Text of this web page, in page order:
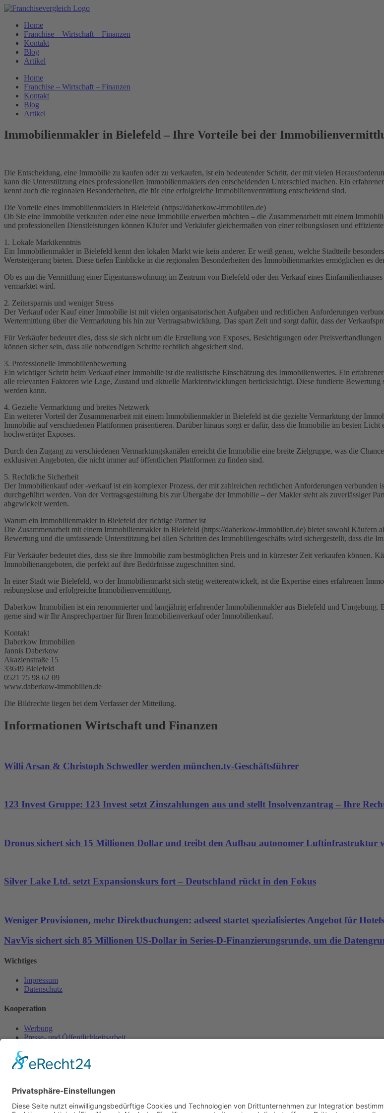
Zum
springenHome
Franchise – Wirtschaft – Finanzen
Kontakt
Blog
Artikel
Home
Franchise – Wirtschaft – Finanzen
Kontakt
Blog
Artikel
Immobilienmakler in Bielefeld – Ihre Vorteile bei der
Die Entscheidung, eine Immobilie zu kaufen oder zu verkaufen, ist ein bedeutender Schritt, der mit vielen
kann die Unterstützung eines professionellen Immobilienmaklers den entscheidenden Unterschied machen. Ein
kennt auch die regionalen Besonderheiten, die für eine erfolgreiche Immobilienvermittlung entscheidend sind.
Die Vorteile eines Immobilienmaklers in Bielefeld (https://daberkow-immobilien.de)
Ob Sie eine Immobilie verkaufen oder eine neue Immobilie erwerben möchten – die Zusammenarbeit mit einem
und professionellen Dienstleistungen können Käufer und Verkäufer gleichermaßen von einer reibungslosen und
1. Lokale Marktkenntnis
Ein Immobilienmakler in Bielefeld kennt den lokalen Markt wie kein anderer. Er weiß genau, welche Stadtteile
Wertsteigerung bieten. Diese tiefen Einblicke in die regionalen Besonderheiten des Immobilienmarktes ermöglichen es
Ob es um die Vermittlung einer Eigentumswohnung im Zentrum von Bielefeld oder den Verkauf eines
vermarktet wird.
2. Zeitersparnis und weniger Stress
Der Verkauf oder Kauf einer Immobilie ist mit vielen organisatorischen Aufgaben und rechtlichen Anforderungen
Wertermittlung über die Vermarktung bis hin zur Vertragsabwicklung. Das spart Zeit und sorgt dafür, dass der
Für Verkäufer bedeutet dies, dass sie sich nicht um die Erstellung von Exposes, Besichtigungen oder
können sicher sein, dass alle notwendigen Schritte rechtlich abgesichert sind.
3. Professionelle Immobilienbewertung
Ein wichtiger Schritt beim Verkauf einer Immobilie ist die realistische Einschätzung des Immobilienwertes. Ein
alle relevanten Faktoren wie Lage, Zustand und aktuelle Marktentwicklungen berücksichtigt. Diese fundierte
werden kann.
4. Gezielte Vermarktung und breites Netzwerk
Ein weiterer Vorteil der Zusammenarbeit mit einem Immobilienmakler in Bielefeld ist die gezielte Vermarktung der
Immobilie auf verschiedenen Plattformen präsentieren. Darüber hinaus sorgt er dafür, dass die Immobilie im besten
hochwertiger Exposes.
Durch den Zugang zu verschiedenen Vermarktungskanälen erreicht die Immobilie eine breite Zielgruppe, was die
exklusiven Angeboten, die nicht immer auf öffentlichen Plattformen zu finden sind.
5. Rechtliche Sicherheit
Der Immobilienkauf oder -verkauf ist ein komplexer Prozess, der mit zahlreichen rechtlichen Anforderungen
durchgeführt werden. Von der Vertragsgestaltung bis zur Übergabe der Immobilie – der Makler steht als zuverlässiger
abgewickelt werden.
Warum ein Immobilienmakler in Bielefeld der richtige Partner ist
Die Zusammenarbeit mit einem Immobilienmakler in Bielefeld (https://daberkow-immobilien.de) bietet sowohl Käufern
Bewertung und die umfassende Unterstützung bei allen Schritten des Immobiliengeschäfts wird sichergestellt, dass die
Für Verkäufer bedeutet dies, dass sie ihre Immobilie zum bestmöglichen Preis und in kürzester Zeit verkaufen können.
Immobilienangeboten, die perfekt auf ihre Bedürfnisse zugeschnitten sind.
In einer Stadt wie Bielefeld, wo der Immobilienmarkt sich stetig weiterentwickelt, ist die Expertise eines erfahrenen
reibungslose und erfolgreiche Immobilienvermittlung.
Daberkow Immobilien ist ein renommierter und langjährig erfahrender Immobilienmakler aus Bielefeld und
gerne sind wir Ihr Ansprechpartner für Ihren Immobilienverkauf oder Immobilienkauf.
Kontakt
Daberkow Immobilien
Jannis Daberkow
Akazienstraße 15
33649 Bielefeld
0521 75 98 62 09
www.daberkow-immobilien.de
Die Bildrechte liegen bei dem Verfasser der Mitteilung.
Informationen Wirtschaft und Finanzen
Willi Arsan & Christoph Schwedler werden münchen.tv-Geschäftsführer
123 Invest Gruppe: 123 Invest setzt Zinszahlungen aus und stellt Insolvenzantrag – Ihre
Dronus sichert sich 15 Millionen Dollar und treibt den Aufbau autonomer Luftinfrastruktur
Silver Lake Ltd. setzt Expansionskurs fort – Deutschland rückt in den Fokus
Weniger Provisionen, mehr Direktbuchungen: adseed startet spezialisiertes Angebot für Hotels
NavVis sichert sich 85 Millionen US-Dollar in Series-D-Finanzierungsrunde, um die
Wichtiges
Impressum
Datenschutz
Kooperation
Werbung
Presse- und Öffentlichkeitsarbeit
Aktuelles
Zertifikat